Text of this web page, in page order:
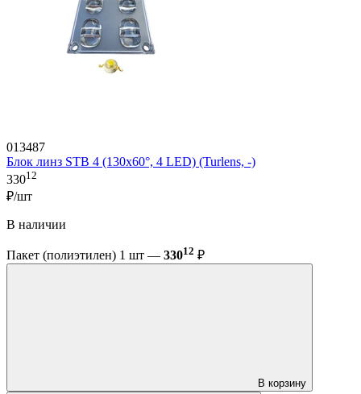
013487
Блок линз STB 4 (130x60°, 4 LED) (Turlens, -)
33012
₽/шт
В наличии
Пакет (полиэтилен) 1 шт — 33012 ₽
В корзину